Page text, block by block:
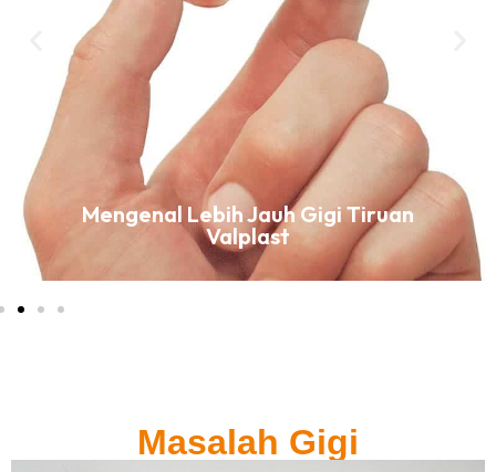
Mengenal Lebih Jauh Gigi Tiruan
Valplast
Masalah Gigi